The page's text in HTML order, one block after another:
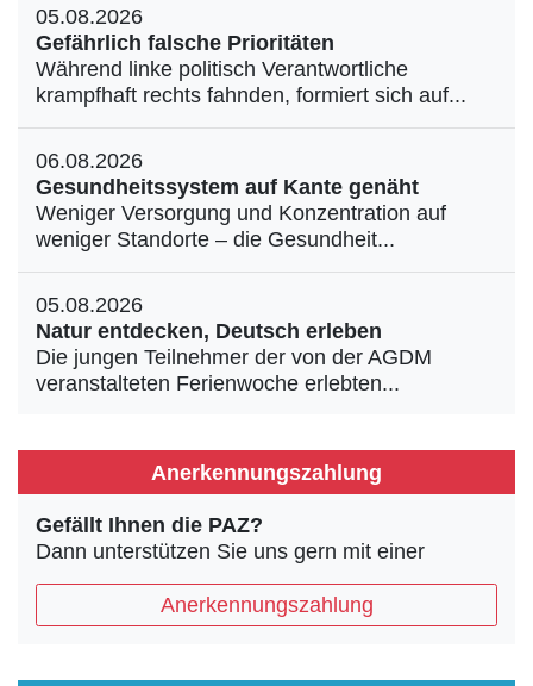
05.08.2026
Gefährlich falsche Prioritäten
Während linke politisch Verantwortliche
krampfhaft rechts fahnden, formiert sich auf...
06.08.2026
Gesundheitssystem auf Kante genäht
Weniger Versorgung und Konzentration auf
weniger Standorte – die Gesundheit...
05.08.2026
Natur entdecken, Deutsch erleben
Die jungen Teilnehmer der von der AGDM
veranstalteten Ferienwoche erlebten...
Anerkennungszahlung
Gefällt Ihnen die PAZ?
Dann unterstützen Sie uns gern mit einer
Anerkennungszahlung